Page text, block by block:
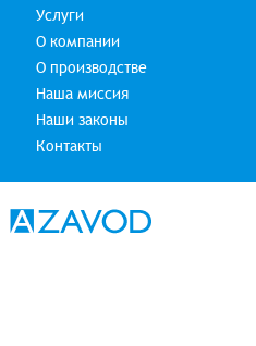
Услуги
О компании
О производстве
Наша миссия
Наши законы
Контакты